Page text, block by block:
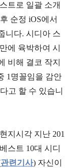
트로 일괄 소개
순정 iOS에서
니다. 시디아 스
에 육박하여 시
비해 결코 작지
1명꼴임을 감안
고 할 수 있습니
지시각 지난 201
스트 10대 시디
관련기사) 자신이